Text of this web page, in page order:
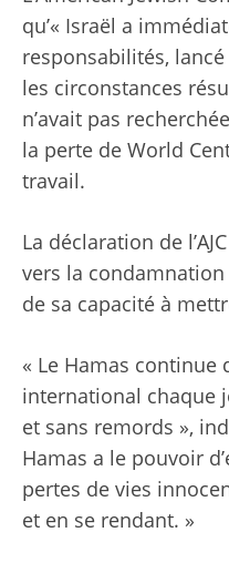
qu’« Israël a
responsabilités,
les circonstances
n’avait pas
la perte de World
travail.
La déclaration de
vers la
de sa capacité à
« Le Hamas continue
international chaque
et sans remords »,
Hamas a le pouvoir
pertes de vies
et en se rendant. »